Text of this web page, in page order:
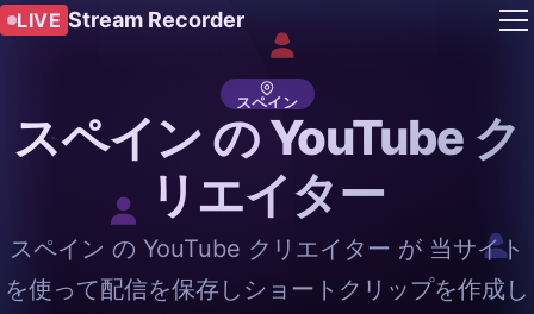
LIVE Stream Recorder
スペイン
スペイン の YouTube ク
リエイター
スペイン の YouTube クリエイター が 当サイト
を使って配信を保存しショートクリップを作成し